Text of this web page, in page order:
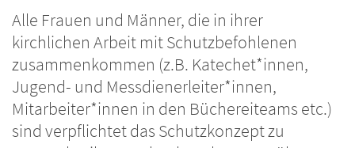
Alle Frauen und Männer, die in ihrer
kirchlichen Arbeit mit Schutzbefohlenen
zusammenkommen (z.B. Katechet*innen,
Jugend- und Messdienerleiter*innen,
Mitarbeiter*innen in den Büchereiteams etc.)
sind verpflichtet das Schutzkonzept zu